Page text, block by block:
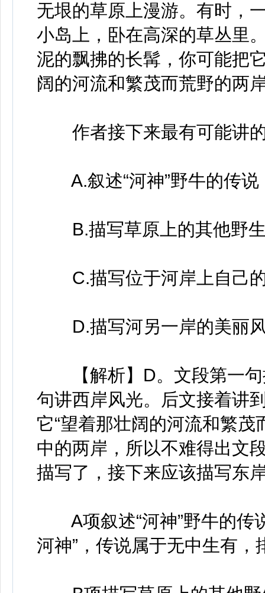
无垠的草原上漫游。有时，
小岛上，卧在高深的草丛里
泥的飘拂的长髯，你可能把
阔的河流和繁茂而荒野的两
作者接下来最有可能讲
A.叙述“河神”野牛的传说
B.描写草原上的其他野
C.描写位于河岸上自己
D.描写河另一岸的美丽
【解析】D。文段第一句
句讲西岸风光。后文接着讲
它“望着那壮阔的河流和繁
中的两岸，所以不难得出文
描写了，接下来应该描写东
A项叙述“河神”野牛的传
河神”，传说属于无中生有，